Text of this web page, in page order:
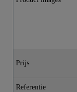
Kleur
Prijs
Referentie